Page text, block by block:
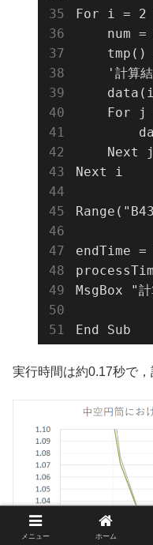
For i = 2
num =
tmp()
'計算結
For j
    Next j
Next i
endTime =
MsgBox "
End Sub
実行時間は約0.17秒で
メニュー ホーム